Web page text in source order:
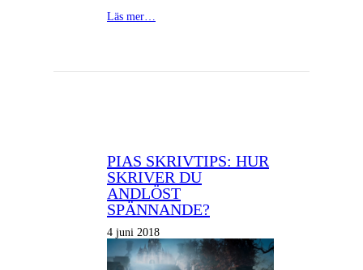
Läs mer…
PIAS SKRIVTIPS: HUR
SKRIVER DU
ANDLÖST
SPÄNNANDE?
4 juni 2018